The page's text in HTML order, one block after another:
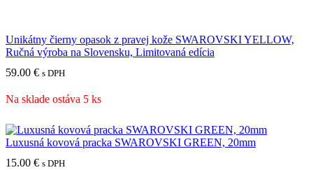
Unikátny čierny opasok z pravej kože SWAROVSKI YELLOW,
Ručná výroba na Slovensku, Limitovaná edícia
59.00 € s DPH
Na sklade ostáva 5 ks
Luxusná kovová pracka SWAROVSKI GREEN, 20mm
15.00 € s DPH